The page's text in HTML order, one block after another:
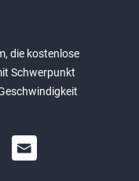
die kostenlose
Schwerpunkt